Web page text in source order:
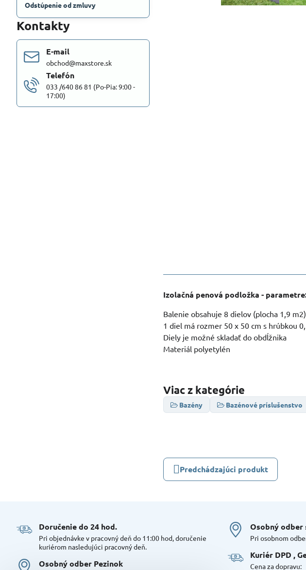
Izolačná penová podložka -
Balenie obsahuje 8 dielov (plocha 1,9 m2)
1 diel má rozmer 50 x 50 cm s hrúbkou
Diely je možné skladať do obdĺžnika
Materiál polyetylén
Viac z kategórie
Bazény Bazénové príslušenstvo
Predchádzajúci produkt
Odstúpenie od zmluvy
Kontakty
E-mail
obchod@maxstore.sk
Telefón
033 /640 86 81 (Po-Pia: 9:00 -
17:00)
Doručenie do 24 hod​.
Pri objednávke v pracovný deň do 11:00 hod, doručenie
kuriérom nasledujúci pracovný deň.
Osobný odber Pezinok
Osobný odber
Pri osobnom
Kuriér DPD ,
Cena za dopravu: